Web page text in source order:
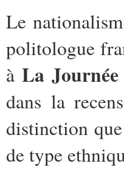
Le
politologue
àLa
dans la
distinction
de type